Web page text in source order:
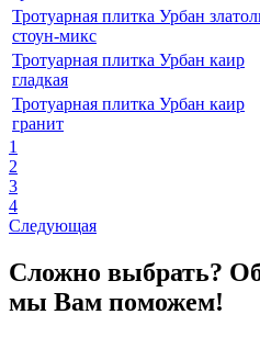
Тротуарная плитка Урбан
стоун-микс
Тротуарная плитка Урбан каир
гладкая
Тротуарная плитка Урбан каир
гранит
1
2
3
4
Следующая
Сложно выбрать?
мы Вам поможем!